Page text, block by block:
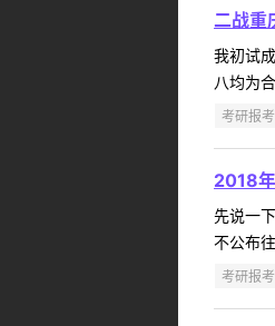
二战重
我初试
八均为
考研报
2018
先说一
不公布
考研报